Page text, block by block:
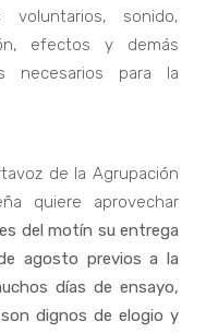
sonido,
efectos y demás
necesarios para la
de la Agrupación
quiere aprovechar
del motín su entrega
agosto previos a la
días de ensayo,
dignos de elogio y